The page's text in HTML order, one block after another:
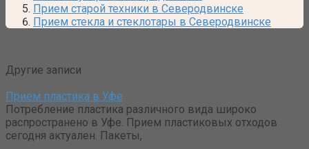
Прием старой техники в Северодвинске
Прием стекла и стеклотары в Северодвинске
Другие записи
Прием пластика в Уфе
Потребление пластика различного вида широко
распространено в Уфе. Прием пластиковых отходов
сегодня актуален. Пакеты,